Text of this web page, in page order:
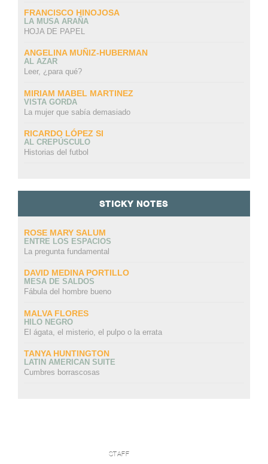
FRANCISCO HINOJOSA
LA MUSA ARAÑA
HOJA DE PAPEL
ANGELINA MUÑIZ-HUBERMAN
AL AZAR
Leer, ¿para qué?
MIRIAM MABEL MARTINEZ
VISTA GORDA
La mujer que sabía demasiado
RICARDO LÓPEZ SI
AL CREPÚSCULO
Historias del futbol
STICKY NOTES
ROSE MARY SALUM
ENTRE LOS ESPACIOS
La pregunta fundamental
DAVID MEDINA PORTILLO
MESA DE SALDOS
Fábula del hombre bueno
MALVA FLORES
HILO NEGRO
El ágata, el misterio, el pulpo o la errata
TANYA HUNTINGTON
LATIN AMERICAN SUITE
Cumbres borrascosas
STAFF